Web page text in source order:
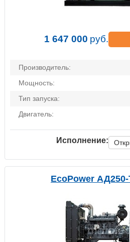
1 647 000 руб.
Производитель:
Мощность:
Тип запуска:
Двигатель:
Исполнение:
EcoPower АД250-